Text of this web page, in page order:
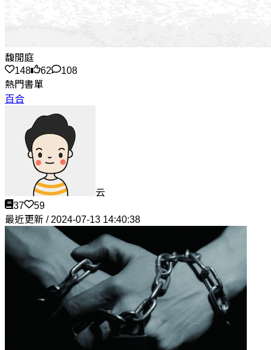
馥閒庭
148
62
108
熱門書單
百合
云
37
59
最近更新 / 2024-07-13 14:40:38